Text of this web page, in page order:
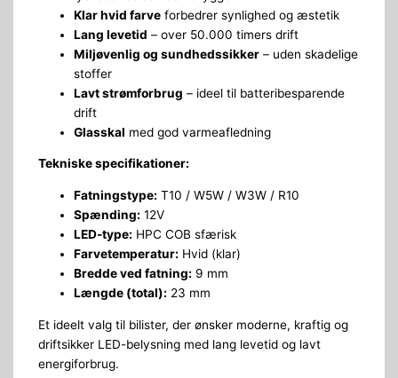
Klar hvid farveforbedrer synlighed og æstetik
Lang levetid – over 50.000 timers drift
Miljøvenlig og sundhedssikker– uden skadelige
stoffer
Lavt strømforbrug – ideel til batteribesparende
drift
Glasskal med god varmeafledning
Tekniske specifikationer:
Fatningstype: T10 / W5W / W3W / R10
Spænding: 12V
LED-type: HPC COB sfærisk
Farvetemperatur: Hvid (klar)
Bredde ved fatning: 9 mm
Længde (total): 23 mm
Et ideelt valg til bilister, der ønsker moderne, kraftig og
driftsikker LED-belysning med lang levetid og lavt
energiforbrug.